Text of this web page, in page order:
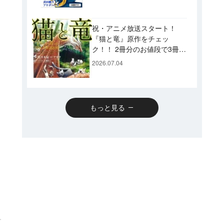
祝・アニメ放送スタート！
『猫と竜』原作をチェッ
ク！！ 2冊分のお値段で3冊読
めるスペシャルプライスパッ
2026.07.04
もっと見る